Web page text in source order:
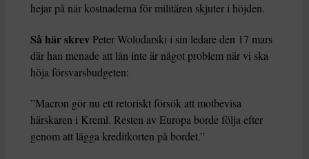
hejar på när kostnaderna för militären skjuter i höjden.
Så här skrev Peter Wolodarski i sin ledare den 17 mars
där han menade att lån inte är något problem när vi ska
höja försvarsbudgeten:
”Macron gör nu ett retoriskt försök att motbevisa
härskaren i Kreml. Resten av Europa borde följa efter
genom att lägga kreditkorten på bordet.”